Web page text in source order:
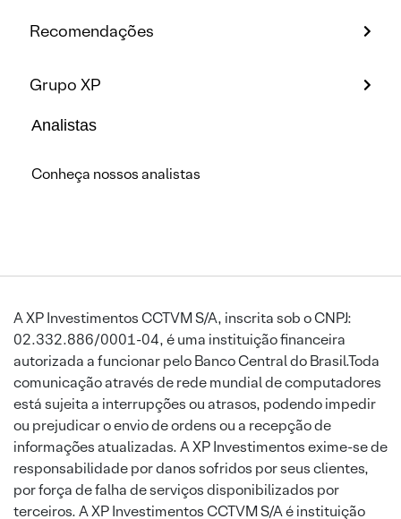
Recomendações
Grupo XP
Analistas
Conheça nossos analistas
A XP Investimentos CCTVM S/A, inscrita sob o CNPJ:
02.332.886/0001-04, é uma instituição financeira
autorizada a funcionar pelo Banco Central do Brasil.Toda
comunicação através de rede mundial de computadores
está sujeita a interrupções ou atrasos, podendo impedir
ou prejudicar o envio de ordens ou a recepção de
informações atualizadas. A XP Investimentos exime-se de
responsabilidade por danos sofridos por seus clientes,
por força de falha de serviços disponibilizados por
terceiros. A XP Investimentos CCTVM S/A é instituição